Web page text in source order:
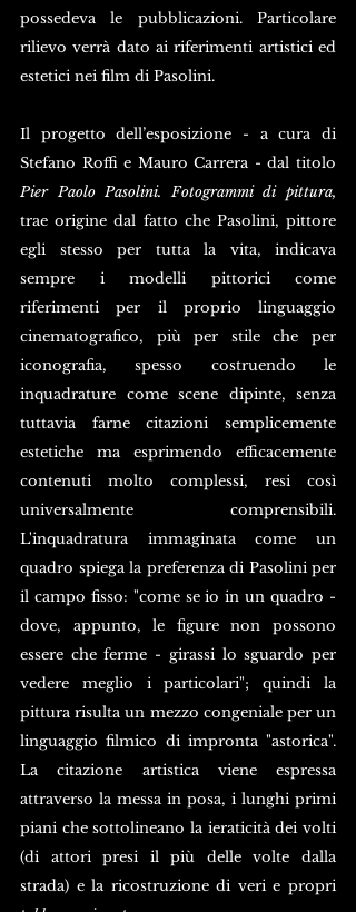
possedeva le pubblicazioni. Particolare
rilievo verrà dato ai riferimenti artistici ed
estetici nei film di Pasolini.
Il progetto dell’esposizione - a cura di
trae origine dal fatto che Pasolini, pittore
egli stesso per tutta la vita, indicava
sempre i modelli pittorici come
riferimenti per il proprio linguaggio
cinematografico, più per stile che per
iconografia, spesso costruendo le
inquadrature come scene dipinte, senza
tuttavia farne citazioni semplicemente
estetiche ma esprimendo efficacemente
contenuti molto complessi, resi così
universalmente comprensibili.
L'inquadratura immaginata come un
quadro spiega la preferenza di Pasolini per
il campo fisso: "come se io in un quadro -
dove, appunto, le figure non possono
essere che ferme - girassi lo sguardo per
vedere meglio i particolari"; quindi la
pittura risulta un mezzo congeniale per un
linguaggio filmico di impronta "astorica".
La citazione artistica viene espressa
attraverso la messa in posa, i lunghi primi
piani che sottolineano la ieraticità dei volti
(di attori presi il più delle volte dalla